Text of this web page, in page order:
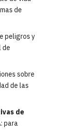
de
peligros y
de
sobre
de las
de
: para